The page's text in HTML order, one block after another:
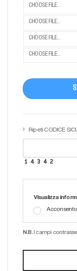
CHOOSE FILE...
CHOOSE FILE...
CHOOSE FILE...
CHOOSE FILE...
Ripeti CODICE
Visualizza
N.B.